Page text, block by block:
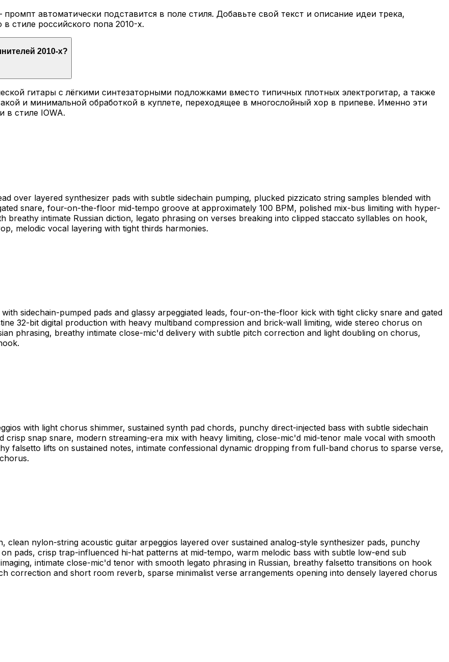
автоматически подставится в поле стиля. Добавьте свой текст и описание идеи трека,
стиле российского попа 2010-х.
2010-х?
гитары с лёгкими синтезаторными подложками вместо типичных плотных электрогитар, а также
и минимальной обработкой в куплете, переходящее в многослойный хор в припеве. Именно эти
в стиле IOWA.
over layered synthesizer pads with subtle sidechain pumping, plucked pizzicato string samples blended with
snare, four-on-the-floor mid-tempo groove at approximately 100 BPM, polished mix-bus limiting with hyper-
intimate Russian diction, legato phrasing on verses breaking into clipped staccato syllables on hook,
melodic vocal layering with tight thirds harmonies.
sidechain-pumped pads and glassy arpeggiated leads, four-on-the-floor kick with tight clicky snare and gated
32-bit digital production with heavy multiband compression and brick-wall limiting, wide stereo chorus on
phrasing, breathy intimate close-mic'd delivery with subtle pitch correction and light doubling on chorus,
with light chorus shimmer, sustained synth pad chords, punchy direct-injected bass with subtle sidechain
snap snare, modern streaming-era mix with heavy limiting, close-mic'd mid-tenor male vocal with smooth
falsetto lifts on sustained notes, intimate confessional dynamic dropping from full-band chorus to sparse verse,
clean nylon-string acoustic guitar arpeggios layered over sustained analog-style synthesizer pads, punchy
pads, crisp trap-influenced hi-hat patterns at mid-tempo, warm melodic bass with subtle low-end sub
intimate close-mic'd tenor with smooth legato phrasing in Russian, breathy falsetto transitions on hook
correction and short room reverb, sparse minimalist verse arrangements opening into densely layered chorus